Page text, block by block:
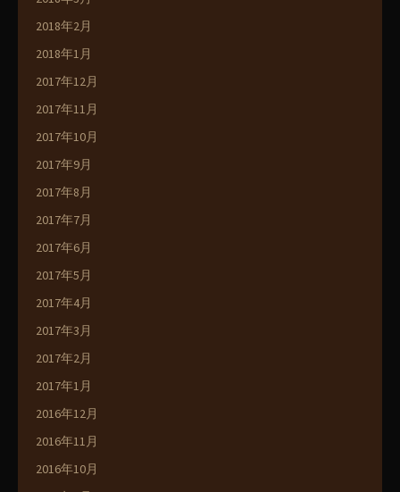
2018年2月
2018年1月
2017年12月
2017年11月
2017年10月
2017年9月
2017年8月
2017年7月
2017年6月
2017年5月
2017年4月
2017年3月
2017年2月
2017年1月
2016年12月
2016年11月
2016年10月